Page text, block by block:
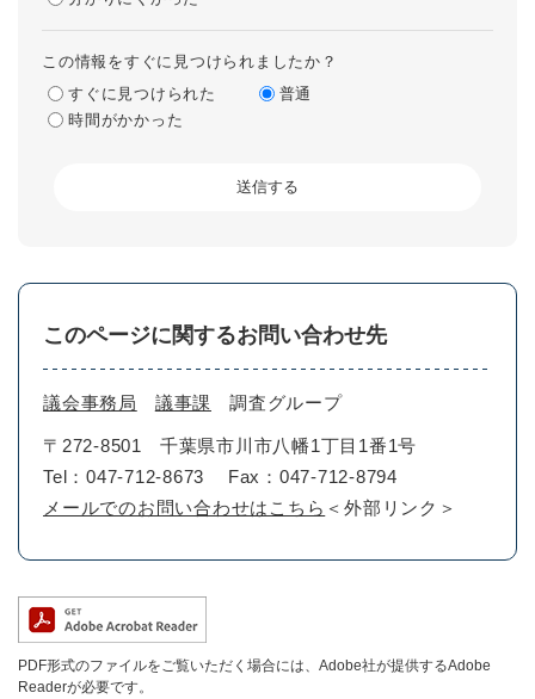
この情報をすぐに見つけられましたか？
すぐに見つけられた
普通
時間がかかった
このページに関するお問い合わせ先
議会事務局 議事課 調査グループ
〒272-8501
千葉県市川市八幡1丁目1番1号
Tel：047-712-8673
Fax：047-712-8794
メールでのお問い合わせはこちら ＜外部リンク＞
PDF形式のファイルをご覧いただく場合には、Adobe社が提供するAdobe
Readerが必要です。